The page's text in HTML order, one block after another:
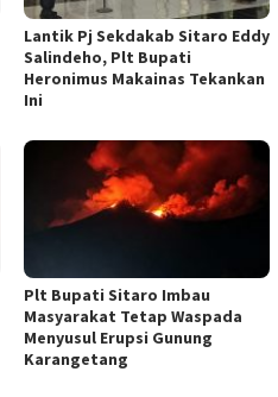
Lantik Pj Sekdakab Sitaro Eddy
Salindeho, Plt Bupati
Heronimus Makainas Tekankan
Ini
Plt Bupati Sitaro Imbau
Masyarakat Tetap Waspada
Menyusul Erupsi Gunung
Karangetang